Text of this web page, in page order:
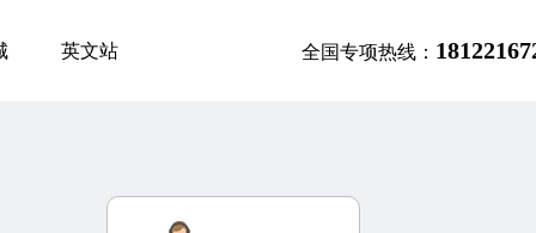
英文站 全国专项热线：